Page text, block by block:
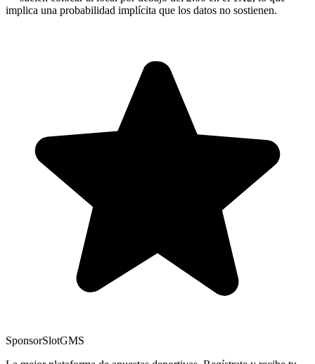
implica una probabilidad implícita que los datos no sostienen.
SponsorSlotGMS